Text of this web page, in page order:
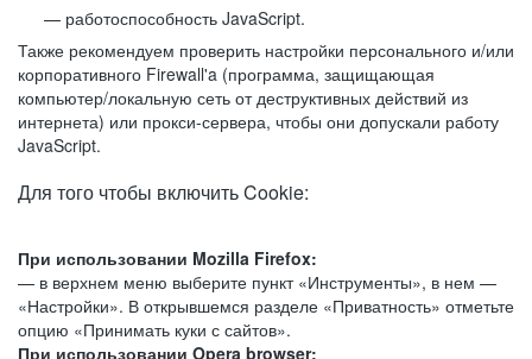
работоспособность JavaScript.
Также рекомендуем проверить настройки персонального и/или
корпоративного Firewall'a (программа, защищающая
компьютер/локальную сеть от деструктивных действий из
интернета) или прокси-сервера, чтобы они допускали работу
JavaScript.
Для того чтобы включить Cookie:
При использовании Mozilla Firefox:
— в верхнем меню выберите пункт «Инструменты», в нем —
«Настройки». В открывшемся разделе «Приватность» отметьте
опцию «Принимать куки с сайтов».
При использовании Opera browser: